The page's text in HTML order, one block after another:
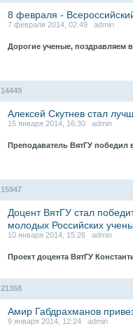
8 февраля -
7 февраля 2014, 02:49 admin
Дорогие ученые, поздравляем
14449
Алексей Скутнев стал
15 января 2014, 16:30 admin
Преподаватель ВятГУ
15947
Доцент ВятГУ стал
молодых Российских
10 января 2014, 15:26 admin
Проект доцента ВятГУ
21358
Амир Габдрахманов
9 января 2014, 12:24 admin